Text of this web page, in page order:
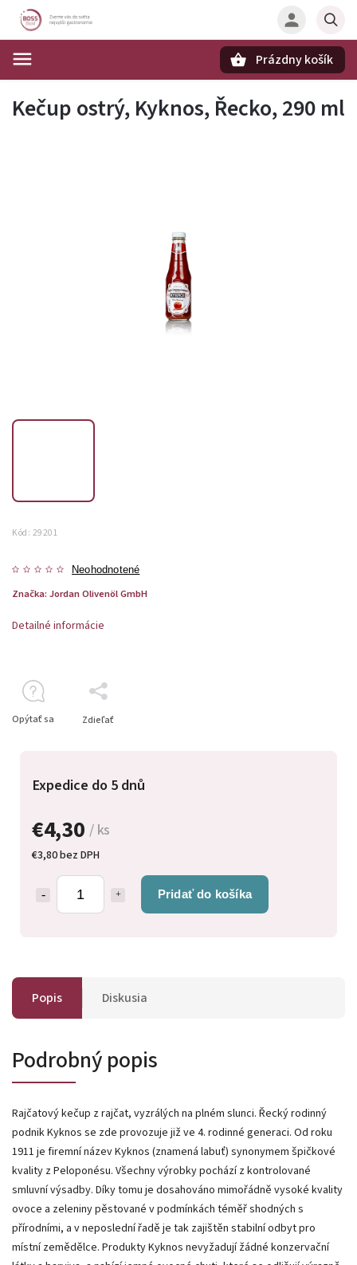
Prázdny košík
Kečup ostrý, Kyknos, Řecko, 290 ml
Kód: 29201
Neohodnotené
Značka: Jordan Olivenöl GmbH
€4,30/ ks
€3,80 bez DPH
Pridať do košíka
Expedice do 5 dnů
Detailné informácie
Opýtať sa Zdieľať
Popis Diskusia
Podrobný popis
Rajčatový kečup z rajčat, vyzrálých na plném slunci. Řecký rodinný
podnik Kyknos se zde provozuje již ve 4. rodinné generaci. Od roku
1911 je firemní název Kyknos (znamená labuť) synonymem špičkové
kvality z Peloponésu. Všechny výrobky pochází z kontrolované
smluvní výsadby. Díky tomu je dosahováno mimořádně vysoké kvality
ovoce a zeleniny pěstované v podmínkách téměř shodných s
přírodními, a v neposlední řadě je tak zajištěn stabilní odbyt pro
místní zemědělce. Produkty Kyknos nevyžadují žádné konzervační